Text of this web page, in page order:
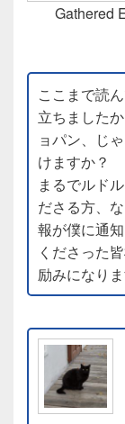
Gathered
ここまで読
立ちました
ョパン、じ
けますか？
まるでルド
ださる方、
報が僕に通
くださった
励みになり